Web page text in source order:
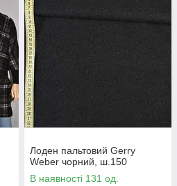
Лоден пальтовий Gerry
Weber чорний, ш.150
В наявності 131 од.